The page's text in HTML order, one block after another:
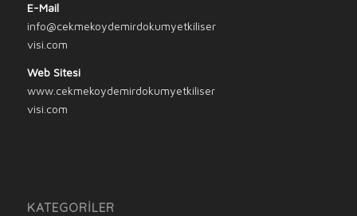
E-Mail
info@cekmekoydemirdokumyetkiliser
visi.com
Web Sitesi
www.cekmekoydemirdokumyetkiliser
visi.com
KATEGORILER